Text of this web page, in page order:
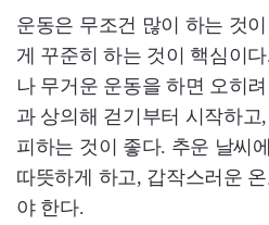
운동은 무조건 많이 하는 것
게 꾸준히 하는 것이 핵심이
나 무거운 운동을 하면 오히
과 상의해 걷기부터 시작하
피하는 것이 좋다. 추운 날씨
따뜻하게 하고, 갑작스러운
야 한다.